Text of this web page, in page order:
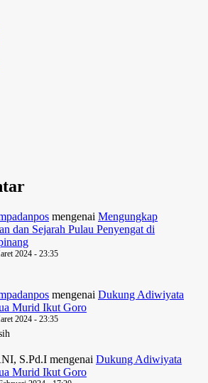
mengenai Mengungkap
dan Sejarah Pulau Penyengat di
2024 - 23:35
mengenai Dukung Adiwiyata
Murid Ikut Goro
2024 - 23:35
S.Pd.I mengenai Dukung Adiwiyata
Murid Ikut Goro